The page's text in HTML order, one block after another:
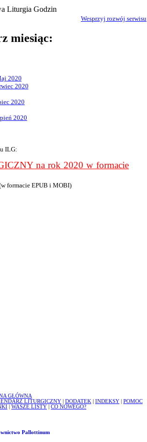
Wesprzyj rozwój serwisu
miesiąc:
2020
2020
2020
2020
ILG:
na rok 2020 w formacie
formacie EPUB i MOBI)
GŁÓWNA
LITURGICZNY DODATEK INDEKSY
POMOC
WASZE LISTY CO NOWEGO?
Pallottinum